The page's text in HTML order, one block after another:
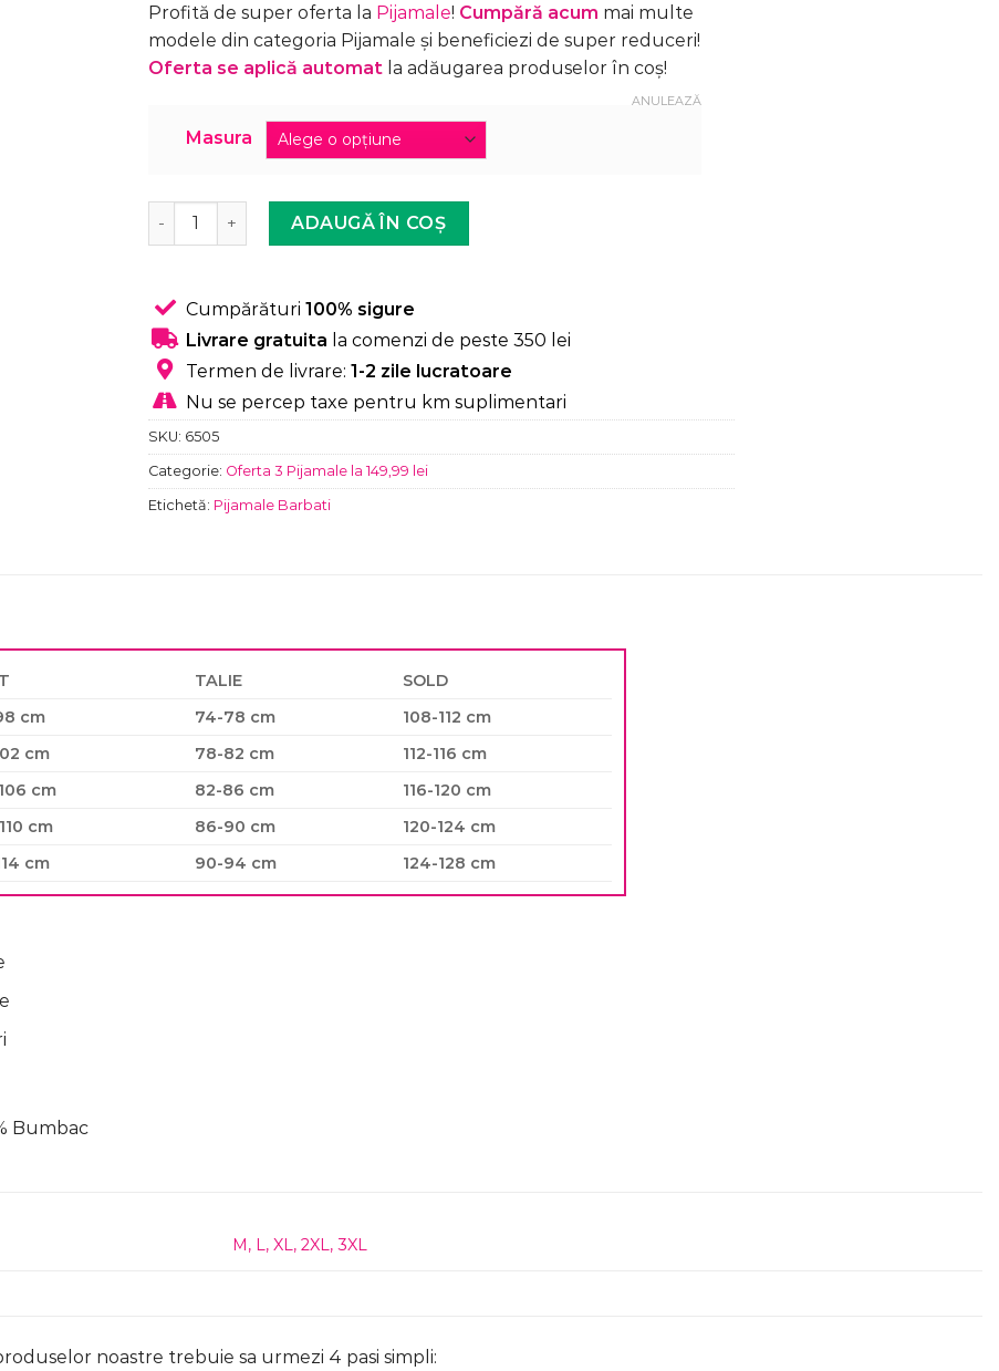
Profită de super oferta la Pijamale! Cumpără acum mai multe
modele din categoria Pijamale și beneficiezi de super reduceri!
Oferta se aplică automat la adăugarea produselor în coș!
Masura
ANULEAZĂ
Cantitate Pijama Barbati, Bluza + Pantaloni lungi, Turcoaz
ADAUGĂ ÎN COȘ
Cumpărături 100% sigure
Livrare gratuita la comenzi de peste 350 lei
Termen de livrare: 1-2 zile lucratoare
Nu se percep taxe pentru km suplimentari
SKU: 6505
Categorie: Oferta 3 Pijamale la 149,99 lei
Etichetă: Pijamale Barbati
TALIE
SOLD
cm 74-78 cm
108-112 cm
cm 78-82 cm
112-116 cm
cm 82-86 cm
116-120 cm
cm 86-90 cm
120-124 cm
cm 90-94 cm 124-128 cm
Bumbac
M, L,XL,2XL,3XL
noastre trebuie sa urmezi 4 pasi simpli: